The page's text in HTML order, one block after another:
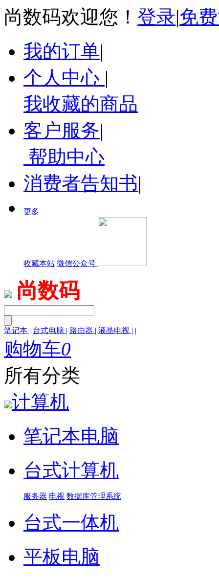
尚数码欢迎您！ 登录|免
我的订单|
个人中心 |
我收藏的商品
客户服务|
帮助中心
消费者告知书|
更多
收藏本站 微信公众号
尚数码
笔记本 | 台式电脑 | 路由器 | 液晶电视 | |
购物车0
所有分类
计算机
笔记本电脑
台式计算机
服务器 电视 数据库管理系统
台式一体机
平板电脑